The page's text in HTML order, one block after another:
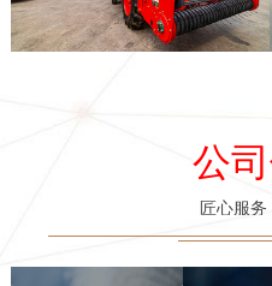
公
匠心服